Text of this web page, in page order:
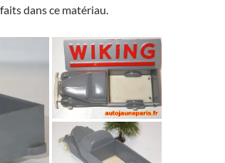
dans ce matériau.